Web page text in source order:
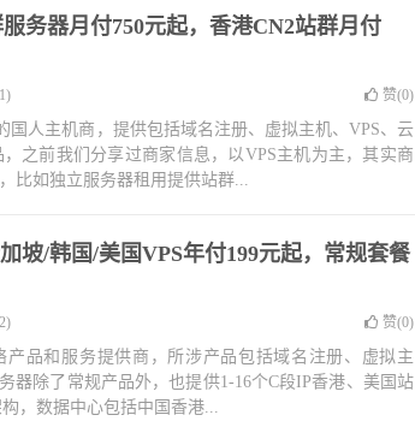
务器月付750元起，香港CN2站群月付
赞(0)
国人主机商，提供包括域名注册、虚拟主机、VPS、云
之前我们分享过商家信息，以VPS主机为主，其实商
比如独立服务器租用提供站群...
坡/韩国/美国VPS年付199元起，常规套餐
赞(0)
产品和服务提供商，所涉产品包括域名注册、虚拟主
器除了常规产品外，也提供1-16个C段IP香港、美国站
，数据中心包括中国香港...